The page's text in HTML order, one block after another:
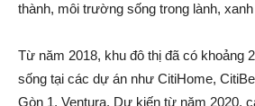
thành, môi trường sống trong lành,
Từ năm 2018, khu đô thị đã có khoảng
sống tại các dự án như CitiHome,
Gòn 1, Ventura. Dự kiến từ năm 2020,